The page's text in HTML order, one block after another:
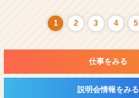
1 2 3 4 5
仕事をみる
説明会情報をみる